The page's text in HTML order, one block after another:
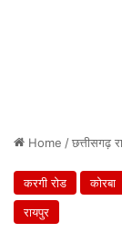
Home /छत्तीसगढ़
करगी रोड कोरबा
रायपुर